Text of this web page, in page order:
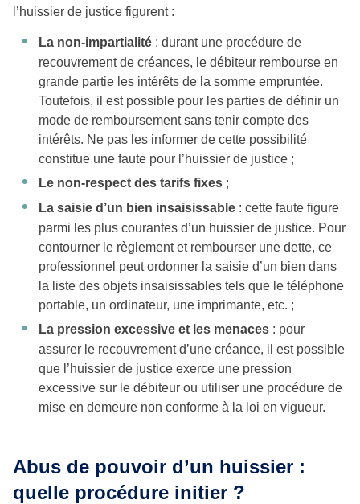
l’huissier de justice figurent :
La non-impartialité : durant une procédure de
recouvrement de créances, le débiteur rembourse en
grande partie les intérêts de la somme empruntée.
Toutefois, il est possible pour les parties de définir un
mode de remboursement sans tenir compte des
intérêts. Ne pas les informer de cette possibilité
constitue une faute pour l’huissier de justice ;
Le non-respect des tarifs fixes ;
La saisie d’un bien insaisissable : cette faute figure
parmi les plus courantes d’un huissier de justice. Pour
contourner le règlement et rembourser une dette, ce
professionnel peut ordonner la saisie d’un bien dans
la liste des objets insaisissables tels que le téléphone
portable, un ordinateur, une imprimante, etc. ;
La pression excessive et les menaces : pour
assurer le recouvrement d’une créance, il est possible
que l’huissier de justice exerce une pression
excessive sur le débiteur ou utiliser une procédure de
mise en demeure non conforme à la loi en vigueur.
Abus de pouvoir d’un huissier :
quelle procédure initier ?